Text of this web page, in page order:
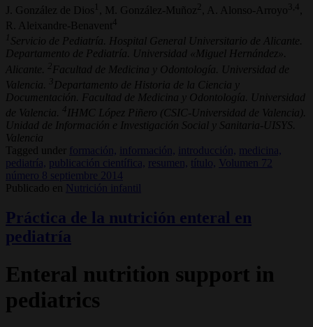
J. González de Dios 1 , M. González-Muñoz , A. Alonso-Arroyo 3,4
R. Aleixandre-Benavent 4
1 Servicio de Pediatría. Hospital General Universitario de Alicante.
Departamento de Pediatría. Universidad «Miguel Hernández».
Alicante.
2 Facultad de Medicina y Odontología. Universidad de
Valencia.
3 Departamento de Historia de la Ciencia y
Documentación. Facultad de Medicina y Odontología. Universidad
de Valencia.
4 IHMC López Piñero (CSIC-Universidad de Valencia).
Unidad de Información e Investigación Social y Sanitaria-UISYS.
Valencia
Tagged under
formación, información, introducción,
medicina,
pediatría, publicación científica, resumen, título,
Volumen 72
número 8 septiembre 2014
Publicado en
Nutrición infantil
Práctica de la nutrición enteral en
pediatría
Enteral nutrition support in
pediatrics